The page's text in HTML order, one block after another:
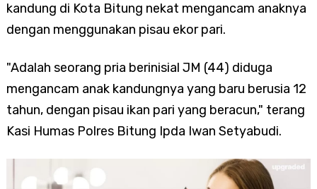
kandung di Kota Bitung nekat mengancam anaknya
dengan menggunakan pisau ekor pari.
"Adalah seorang pria berinisial JM (44) diduga
mengancam anak kandungnya yang baru berusia 12
tahun, dengan pisau ikan pari yang beracun," terang
Kasi Humas Polres Bitung Ipda Iwan Setyabudi.